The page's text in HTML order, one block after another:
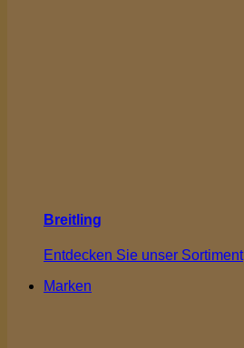
Breitling
Entdecken Sie unser Sortiment
Marken